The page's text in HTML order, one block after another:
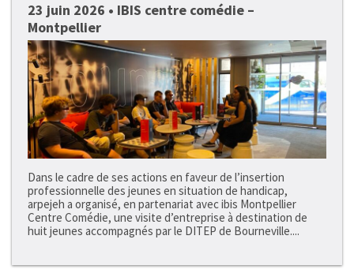
23 juin 2026 • IBIS centre comédie –
Montpellier
Dans le cadre de ses actions en faveur de l’insertion
professionnelle des jeunes en situation de handicap,
arpejeh a organisé, en partenariat avec ibis Montpellier
Centre Comédie, une visite d’entreprise à destination de
huit jeunes accompagnés par le DITEP de Bourneville....